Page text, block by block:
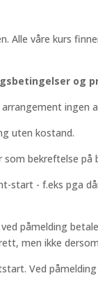
Alle våre kurs
og
uten kostand.
bekreftelse på
start - f.eks pga
påmelding
men ikke
Ved